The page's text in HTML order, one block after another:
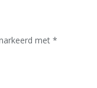
met *